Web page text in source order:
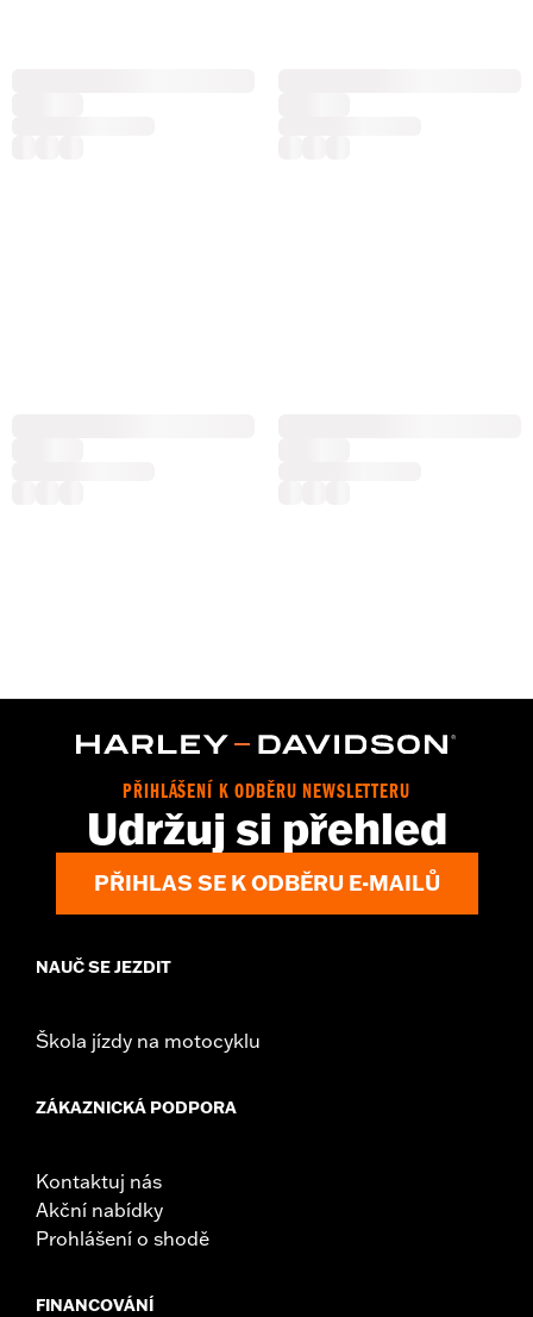
PŘIHLÁŠENÍ K ODBĚRU NEWSLETTERU
Udržuj si přehled
PŘIHLAS SE K ODBĚRU E-MAILŮ
NAUČ SE JEZDIT
Škola jízdy na motocyklu
ZÁKAZNICKÁ PODPORA
Kontaktuj nás
Akční nabídky
Prohlášení o shodě
FINANCOVÁNÍ